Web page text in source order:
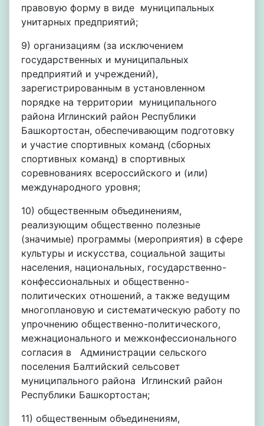
правовую форму в виде муниципальных
унитарных предприятий;
9) организациям (за исключением
государственных и муниципальных
предприятий и учреждений),
зарегистрированным в установленном
порядке на территории муниципального
района Иглинский район Республики
Башкортостан, обеспечивающим подготовку
и участие спортивных команд (сборных
спортивных команд) в спортивных
соревнованиях всероссийского и (или)
международного уровня;
10) общественным объединениям,
реализующим общественно полезные
(значимые) программы (мероприятия) в сфере
культуры и искусства, социальной защиты
населения, национальных, государственно-
конфессиональных и общественно-
политических отношений, а также ведущим
многоплановую и систематическую работу по
упрочнению общественно-политического,
межнационального и межконфессионального
согласия в Администрации сельского
поселения Балтийский сельсовет
муниципального района Иглинский район
Республики Башкортостан;
11) общественным объединениям,